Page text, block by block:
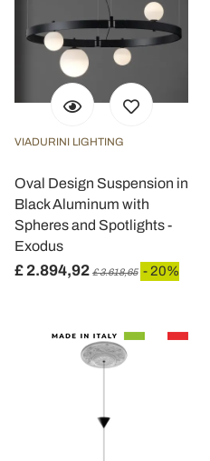
VIADURINI LIGHTING
Oval Design Suspension in
Black Aluminum with
Spheres and Spotlights -
Exodus
£ 2.894,92 £ 3.618,65 - 20%